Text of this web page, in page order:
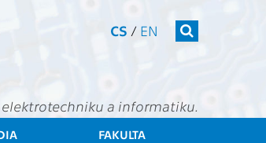
CS / EN
a informatiku.
FAKULTA